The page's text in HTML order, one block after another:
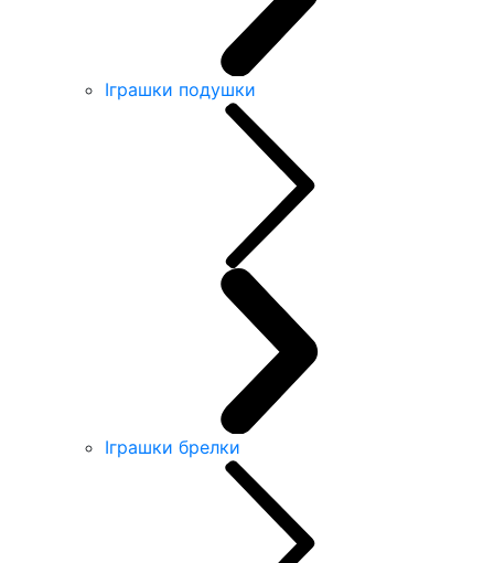
Іграшки подушки
Іграшки брелки